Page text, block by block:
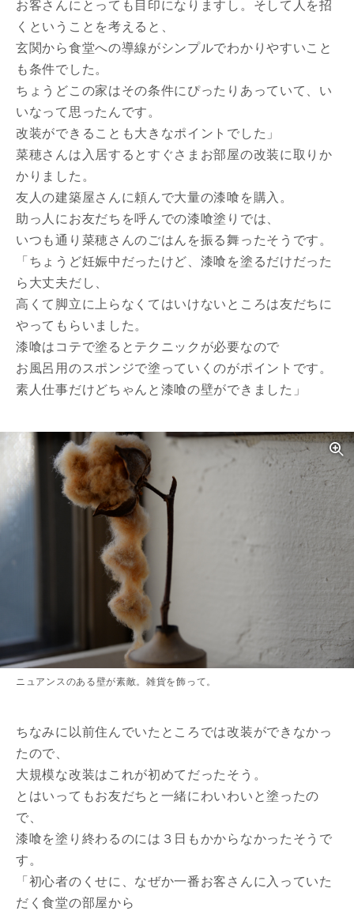
お客さんにとっても目印になりますし。そして人を招
くということを考えると、
玄関から食堂への導線がシンプルでわかりやすいこと
も条件でした。
ちょうどこの家はその条件にぴったりあっていて、い
いなって思ったんです。
改装ができることも大きなポイントでした」
菜穂さんは入居するとすぐさまお部屋の改装に取りか
かりました。
友人の建築屋さんに頼んで大量の漆喰を購入。
助っ人にお友だちを呼んでの漆喰塗りでは、
いつも通り菜穂さんのごはんを振る舞ったそうです。
「ちょうど妊娠中だったけど、漆喰を塗るだけだった
ら大丈夫だし、
高くて脚立に上らなくてはいけないところは友だちに
やってもらいました。
漆喰はコテで塗るとテクニックが必要なので
お風呂用のスポンジで塗っていくのがポイントです。
素人仕事だけどちゃんと漆喰の壁ができました」
ニュアンスのある壁が素敵。雑貨を飾って。
ちなみに以前住んでいたところでは改装ができなかっ
たので、
大規模な改装はこれが初めてだったそう。
とはいってもお友だちと一緒にわいわいと塗ったの
で、
漆喰を塗り終わるのには３日もかからなかったそうで
す。
「初心者のくせに、なぜか一番お客さんに入っていた
だく食堂の部屋から